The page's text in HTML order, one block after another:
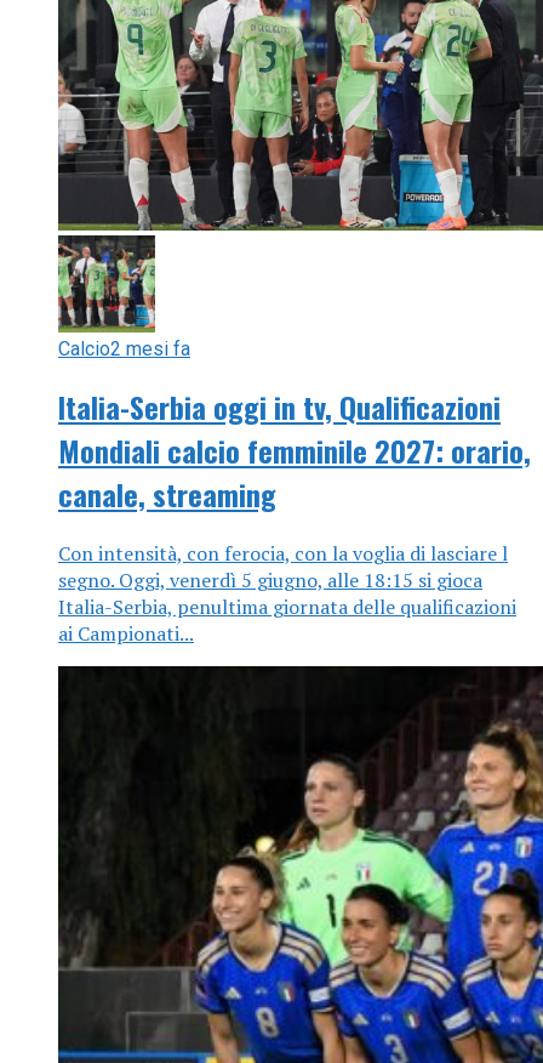
Calcio2 mesi fa
Italia-Serbia oggi in tv, Qualificazioni
Mondiali calcio femminile 2027: orario,
canale, streaming
Con intensità, con ferocia, con la voglia di lasciare l
segno. Oggi, venerdì 5 giugno, alle 18:15 si gioca
Italia-Serbia, penultima giornata delle qualificazioni
ai Campionati...